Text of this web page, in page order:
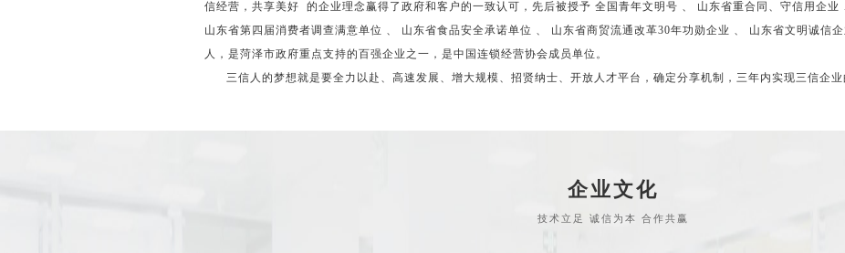
信经营，共享美好 的企业理念赢得了政府和客户的一致认可，先后被授予 全国青年文明号 、 山东省重合同、守信用企业
山东省第四届消费者调查满意单位 、 山东省食品安全承诺单位 、 山东省商贸流通改革30年功勋企业 、 山东省文明诚信
人，是菏泽市政府重点支持的百强企业之一，是中国连锁经营协会成员单位。
三信人的梦想就是要全力以赴、高速发展、增大规模、招贤纳士、开放人才平台，确定分享机制，三年内实现三信企业
企业文化
技术立足 诚信为本 合作共赢